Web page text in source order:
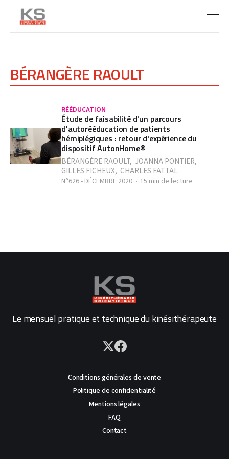
BÉRANGÈRE RAOULT
RÉÉDUCATION
Étude de faisabilité d'un parcours
d'autorééducation de patients
hémiplégiques : retour d'expérience du
dispositif AutonHome®
BÉRANGÈRE RAOULT, JOANNA PONTIER,
GILLES FICHEUX, CHARLES FATTAL
N°626 - DÉCEMBRE 2020 15 min de lecture
Le mensuel pratique et technique du kinésithérapeute
Conditions générales de vente
Politique de confidentialité
Mentions légales
FAQ
Contact